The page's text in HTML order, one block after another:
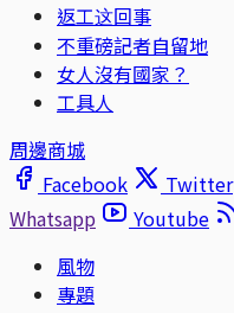
返工这回事
不重磅記者自留地
女人沒有國家？
工具人
周邊商城
Facebook
Twitter
Whatsapp
Youtube
風物
專題